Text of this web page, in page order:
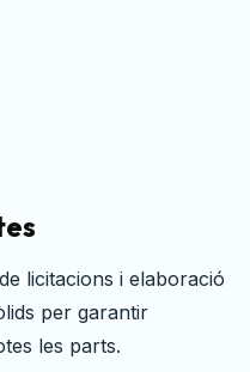
de l'obra, mantenint
el compliment del
establert.